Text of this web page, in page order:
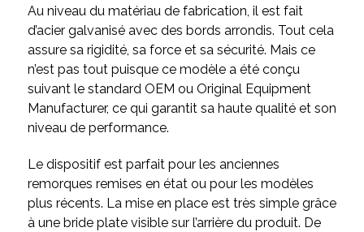
Au niveau du matériau de fabrication, il est fait
d’acier galvanisé avec des bords arrondis. Tout cela
assure sa rigidité, sa force et sa sécurité. Mais ce
n’est pas tout puisque ce modèle a été conçu
suivant le standard OEM ou Original Equipment
Manufacturer, ce qui garantit sa haute qualité et son
niveau de performance.
Le dispositif est parfait pour les anciennes
remorques remises en état ou pour les modèles
plus récents. La mise en place est très simple grâce
à une bride plate visible sur l’arrière du produit. De